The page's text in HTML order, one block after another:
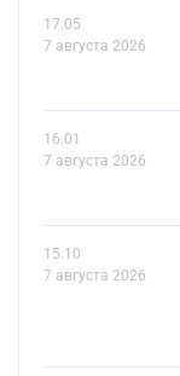
17.05
7 августа 2026
16.01
7 августа 2026
15.10
7 августа 2026